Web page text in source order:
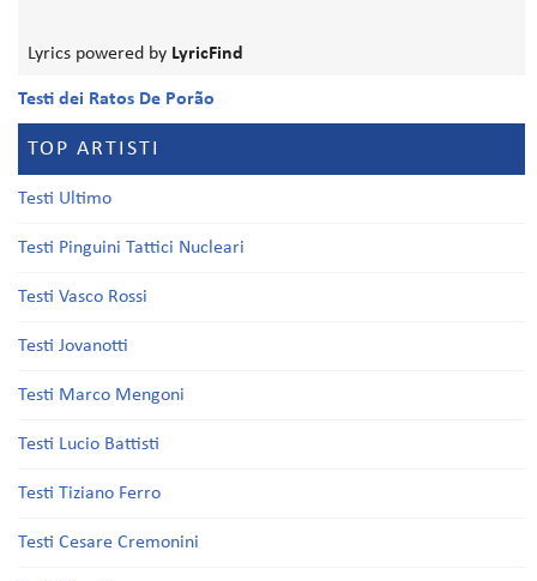
Lyrics powered by LyricFind
Testi dei Ratos De Porão
TOP ARTISTI
Testi Ultimo
Testi Pinguini Tattici Nucleari
Testi Vasco Rossi
Testi Jovanotti
Testi Marco Mengoni
Testi Lucio Battisti
Testi Tiziano Ferro
Testi Cesare Cremonini